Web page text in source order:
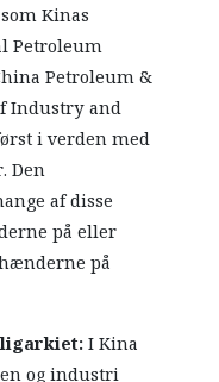
Kinas
Petroleum
Petroleum &
Industry and
i verden med
Den
af disse
på eller
på
I Kina
og industri